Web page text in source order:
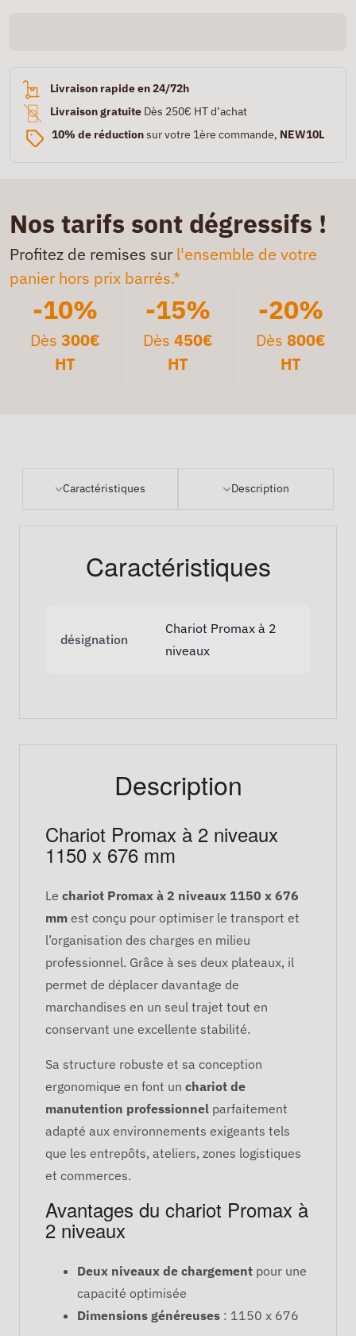
Livraison rapide en 24/72h
Livraison gratuite Dès 250€ HT d’achat
10% de réductionsur votre 1ère commande, NEW10L
Nos tarifs sont dégressifs !
Profitez de remises sur l'ensemble de votre
panier hors prix barrés.*
-10%
Dès300€
HT
-15%
Dès 450€
HT
-20%
Dès 800€
HT
Caractéristiques Description
Caractéristiques
désignation
Chariot Promax à 2
niveaux
Description
Chariot Promax à 2 niveaux
1150 x 676 mm
Le chariot Promax à 2 niveaux 1150 x 676
mm est conçu pour optimiser le transport et
l’organisation des charges en milieu
professionnel. Grâce à ses deux plateaux, il
permet de déplacer davantage de
marchandises en un seul trajet tout en
conservant une excellente stabilité.
Sa structure robuste et sa conception
ergonomique en font un chariot de
manutention professionnel parfaitement
adapté aux environnements exigeants tels
que les entrepôts, ateliers, zones logistiques
et commerces.
Avantages du chariot Promax à
2 niveaux
Deux niveaux de chargement pour une
capacité optimisée
Dimensions généreuses : 1150 x 676